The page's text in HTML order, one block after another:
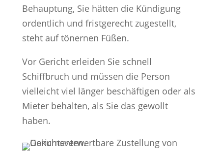
Behauptung, Sie hätten die Kündigung
ordentlich und fristgerecht zugestellt,
steht auf tönernen Füßen.
Vor Gericht erleiden Sie schnell
Schiffbruch und müssen die Person
vielleicht viel länger beschäftigen oder als
Mieter behalten, als Sie das gewollt
haben.